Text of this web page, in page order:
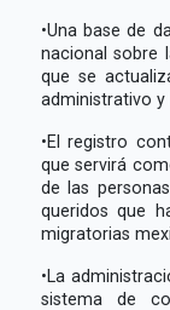
•Una base de
nacional sobre
que se
administrativo y
•El registro
que servirá
de las
queridos que
migratorias
•La
sistema de